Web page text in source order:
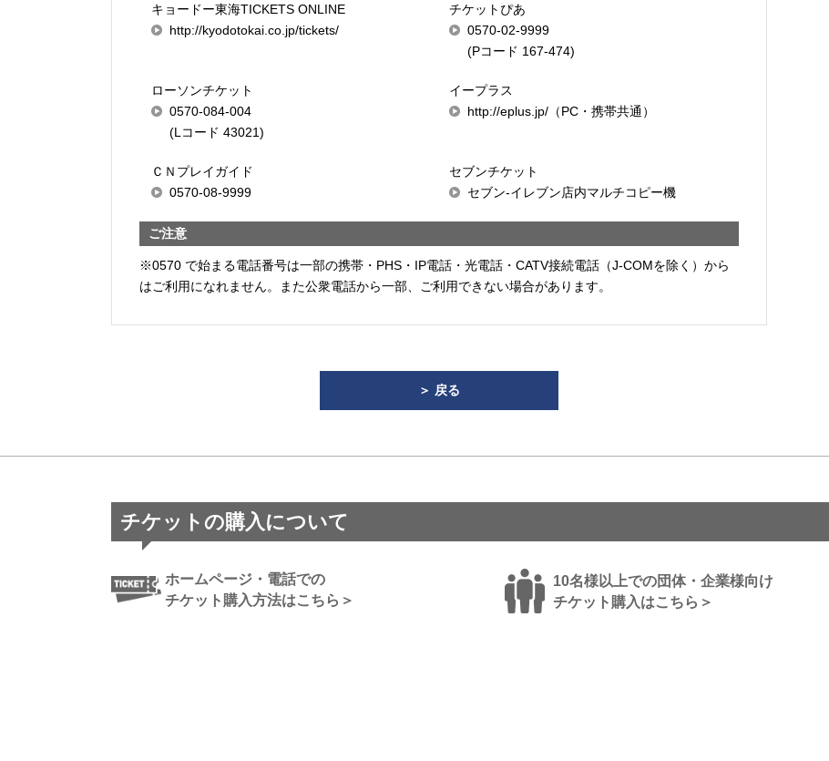
キョードー東海TICKETS ONLINE
http://kyodotokai.co.jp/tickets/
チケットぴあ
0570-02-9999
(Pコード 167-474)
ローソンチケット
0570-084-004
(Lコード 43021)
イープラス
http://eplus.jp/（PC・携帯共通）
ＣＮプレイガイド
0570-08-9999
セブンチケット
セブン-イレブン店内マルチコピー機
ご注意
※0570 で始まる電話番号は一部の携帯・PHS・IP電話・光電話・CATV接続電話（J-COMを除く）から
はご利用になれません。また公衆電話から一部、ご利用できない場合があります。
＞ 戻る
チケットの購入について
ホームページ・電話での
チケット購入方法はこちら＞
10名様以上での団体・企業様向け
チケット購入はこちら＞